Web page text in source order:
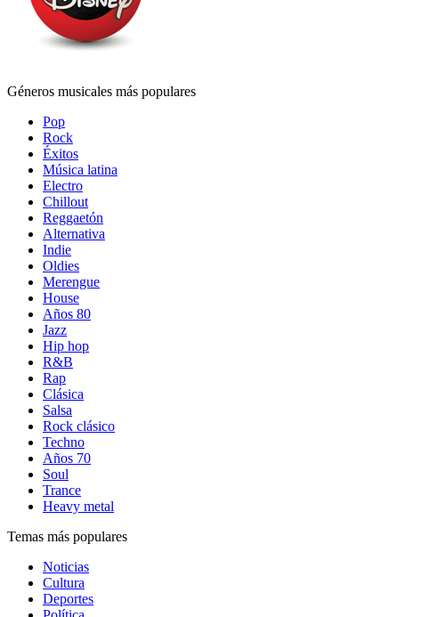
Géneros musicales más populares
Pop
Rock
Éxitos
Música latina
Electro
Chillout
Reggaetón
Alternativa
Indie
Oldies
Merengue
House
Años 80
Jazz
Hip hop
R&B
Rap
Clásica
Salsa
Rock clásico
Techno
Años 70
Soul
Trance
Heavy metal
Temas más populares
Noticias
Cultura
Deportes